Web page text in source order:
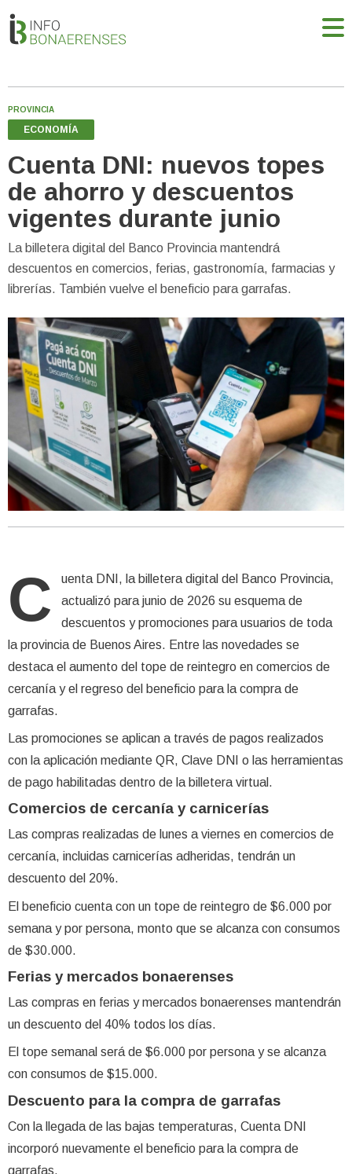
PROVINCIA
ECONOMÍA
Cuenta DNI: nuevos topes
de ahorro y descuentos
vigentes durante junio
La billetera digital del Banco Provincia mantendrá
descuentos en comercios, ferias, gastronomía, farmacias y
librerías. También vuelve el beneficio para garrafas.
C
uenta DNI, la billetera digital del Banco Provincia,
actualizó para junio de 2026 su esquema de
descuentos y promociones para usuarios de toda
la provincia de Buenos Aires. Entre las novedades se
destaca el aumento del tope de reintegro en comercios de
cercanía y el regreso del beneficio para la compra de
garrafas.
Las promociones se aplican a través de pagos realizados
con la aplicación mediante QR, Clave DNI o las herramientas
de pago habilitadas dentro de la billetera virtual.
Comercios de cercanía y carnicerías
Las compras realizadas de lunes a viernes en comercios de
cercanía, incluidas carnicerías adheridas, tendrán un
descuento del 20%.
El beneficio cuenta con un tope de reintegro de $6.000 por
semana y por persona, monto que se alcanza con consumos
de $30.000.
Ferias y mercados bonaerenses
Las compras en ferias y mercados bonaerenses mantendrán
un descuento del 40% todos los días.
El tope semanal será de $6.000 por persona y se alcanza
con consumos de $15.000.
Descuento para la compra de garrafas
Con la llegada de las bajas temperaturas, Cuenta DNI
incorporó nuevamente el beneficio para la compra de
garrafas.